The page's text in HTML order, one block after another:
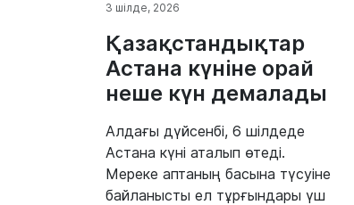
3 шілде, 2026
Қазақстандықтар
Астана күніне орай
неше күн демалады
Алдағы дүйсенбі, 6 шілдеде
Астана күні аталып өтеді.
Мереке аптаның басына түсуіне
байланысты ел тұрғындары үш